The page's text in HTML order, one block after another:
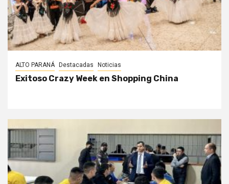
ALTO PARANÁ Destacadas Noticias
Exitoso Crazy Week en Shopping China